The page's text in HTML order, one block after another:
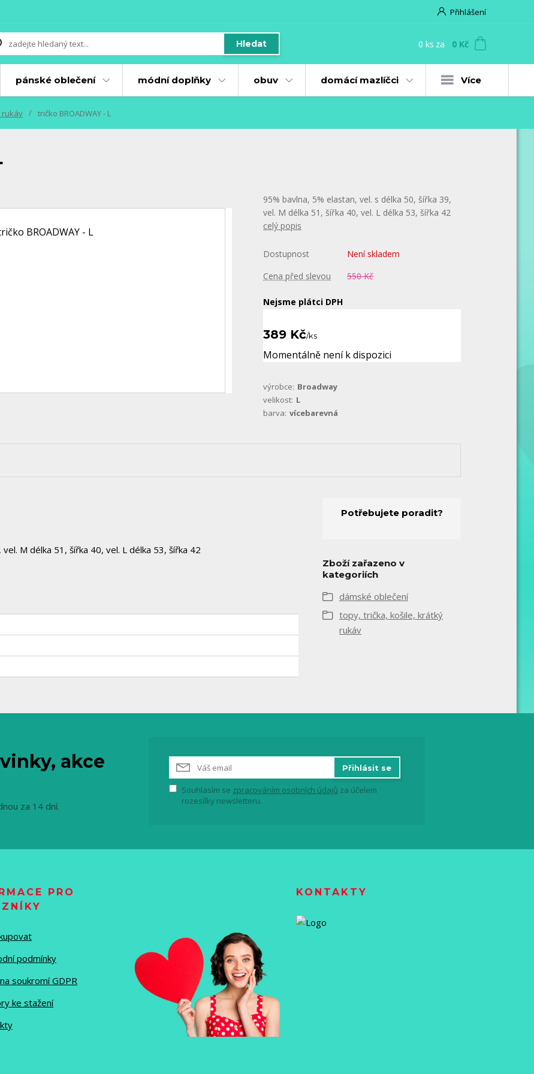
Přihlášení
Hledat 0 ks za 0 Kč
pánské oblečení módní doplňky obuv domácí mazlíčci Více
rukáv tričko BROADWAY - L
95% bavlna, 5% elastan, vel. s délka 50, šířka 39,
vel. M délka 51, šířka 40, vel. L délka 53, šířka 42
celý popis
Dostupnost
Není skladem
Cena před slevou
550 Kč
Nejsme plátci DPH
389 Kč/ks
Momentálně není k dispozici
výrobce: Broadway
velikost: L
barva: vícebarevná
M délka 51, šířka 40, vel. L délka 53, šířka 42
Potřebujete poradit?
Zboží zařazeno v
kategoriích
dámské oblečení
topy, trička, košile, krátký
rukáv
akce
za 14 dní.
Přihlásit se
Souhlasím se zpracováním osobních údajů za účelem
rozesílky newsletteru.
PRO
podmínky
soukromí GDPR
ke stažení
KONTAKTY